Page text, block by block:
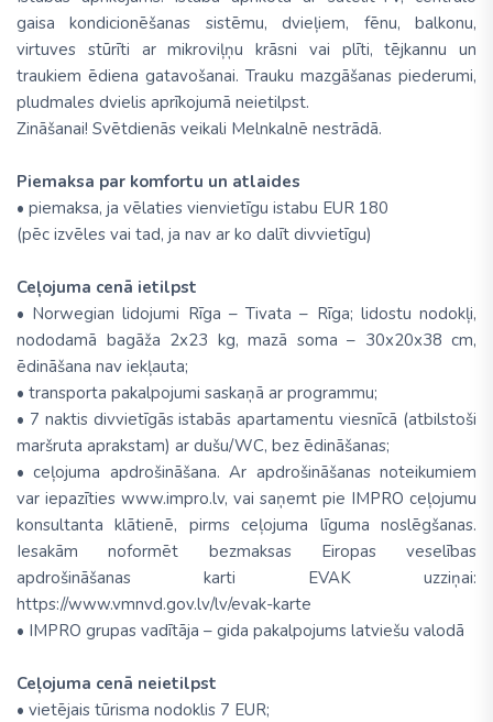
gaisa kondicionēšanas sistēmu, dvieļiem, fēnu, balkonu,
virtuves stūrīti ar mikroviļņu krāsni vai plīti, tējkannu un
traukiem ēdiena gatavošanai. Trauku mazgāšanas piederumi,
pludmales dvielis aprīkojumā neietilpst.
Zināšanai! Svētdienās veikali Melnkalnē nestrādā.
Piemaksa par komfortu un atlaides
• piemaksa, ja vēlaties vienvietīgu istabu EUR 180
(pēc izvēles vai tad, ja nav ar ko dalīt divvietīgu)
Ceļojuma cenā ietilpst
• Norwegian lidojumi Rīga – Tivata – Rīga; lidostu nodokļi,
nododamā bagāža 2x23 kg, mazā soma – 30x20x38 cm,
ēdināšana nav iekļauta;
• transporta pakalpojumi saskaņā ar programmu;
• 7 naktis divvietīgās istabās apartamentu viesnīcā (atbilstoši
maršruta aprakstam) ar dušu/WC, bez ēdināšanas;
• ceļojuma apdrošināšana. Ar apdrošināšanas noteikumiem
var iepazīties www.impro.lv, vai saņemt pie IMPRO ceļojumu
konsultanta klātienē, pirms ceļojuma līguma noslēgšanas.
Iesakām noformēt bezmaksas Eiropas veselības
apdrošināšanas karti EVAK uzziņai:
https://www.vmnvd.gov.lv/lv/evak-karte
• IMPRO grupas vadītāja – gida pakalpojums latviešu valodā
Ceļojuma cenā neietilpst
• vietējais tūrisma nodoklis 7 EUR;